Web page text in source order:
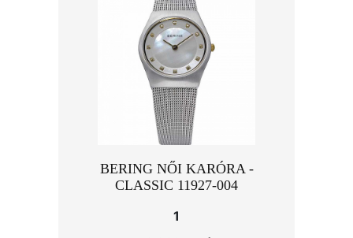
BERING NŐI KARÓRA -
CLASSIC 11927-004
1